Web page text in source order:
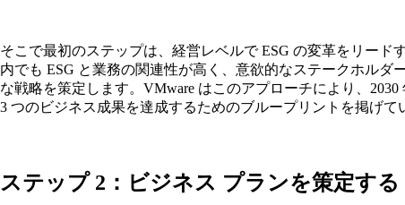
そこで最初のステップは、経営レベルで ESG の変革をリー
内でも ESG と業務の関連性が高く、意欲的なステークホル
な戦略を策定します。VMware はこのアプローチにより、
3 つのビジネス成果を達成するためのブループリントを掲げて
ステップ2 ：ビジネス プランを策定する